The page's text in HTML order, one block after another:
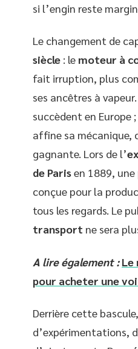
si l’engin reste
Le changement de
siècle : le moteur à
fait irruption, plus
ses ancêtres à
succèdent en Europe
affine sa mécanique,
gagnante. Lors de l’
de Parisen 1889, une
conçue pour la
tous les regards. Le
transport ne sera
A lire également : Le
pour acheter une
Derrière cette
d’expérimentations,